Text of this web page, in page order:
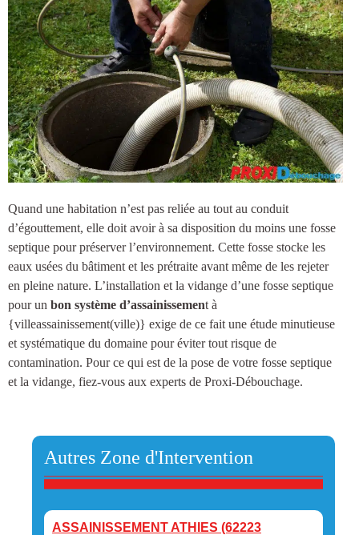
Quand une habitation n’est pas reliée au tout au conduit
d’égouttement, elle doit avoir à sa disposition du moins une fosse
septique pour préserver l’environnement. Cette fosse stocke les
eaux usées du bâtiment et les prétraite avant même de les rejeter
en pleine nature. L’installation et la vidange d’une fosse septique
pour un bon système d’assainissement à
{villeassainissement(ville)} exige de ce fait une étude minutieuse
et systématique du domaine pour éviter tout risque de
contamination. Pour ce qui est de la pose de votre fosse septique
et la vidange, fiez-vous aux experts de Proxi-Débouchage.
Autres Zone d'Intervention
ASSAINISSEMENT ATHIES (62223